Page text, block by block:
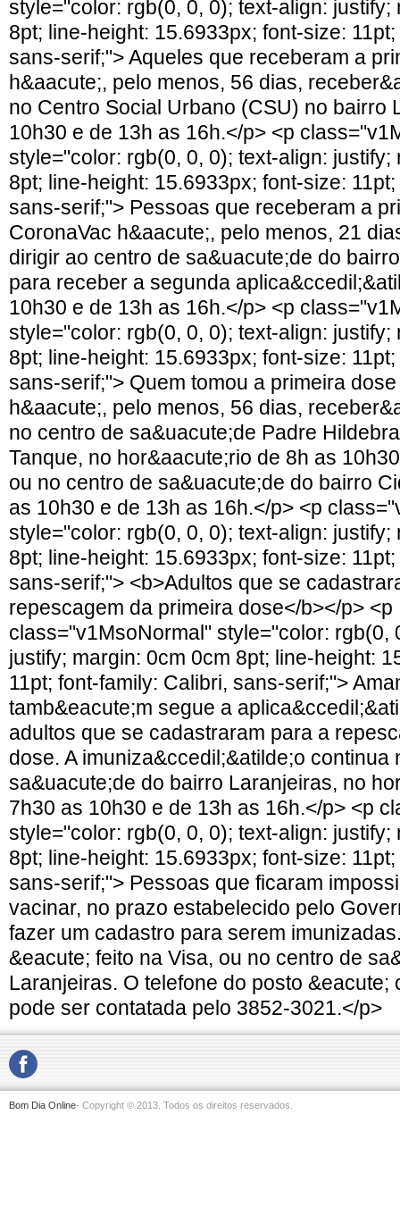
style="color: rgb(0, 0, 0); text-align: justify;
8pt; line-height: 15.6933px; font-size:
sans-serif;"> Aqueles que receberam a
h&aacute;, pelo menos, 56 dias,
no Centro Social Urbano (CSU) no bairro
10h30 e de 13h as 16h.</p> <p
style="color: rgb(0, 0, 0); text-align: justify;
8pt; line-height: 15.6933px; font-size:
sans-serif;"> Pessoas que receberam a
CoronaVac h&aacute;, pelo menos, 21
dirigir ao centro de sa&uacute;de do
para receber a segunda
10h30 e de 13h as 16h.</p> <p
style="color: rgb(0, 0, 0); text-align: justify;
8pt; line-height: 15.6933px; font-size:
sans-serif;"> Quem tomou a primeira
h&aacute;, pelo menos, 56 dias,
no centro de sa&uacute;de Padre
Tanque, no hor&aacute;rio de 8h as
ou no centro de sa&uacute;de do bairro
as 10h30 e de 13h as 16h.</p> <p
style="color: rgb(0, 0, 0); text-align: justify;
8pt; line-height: 15.6933px; font-size:
sans-serif;"> <b>Adultos que se
repescagem da primeira dose</b></p> <p
class="v1MsoNormal" style="color: rgb(0,
justify; margin: 0cm 0cm 8pt; line-height:
11pt; font-family: Calibri, sans-serif;">
tamb&eacute;m segue a
adultos que se cadastraram para a
dose. A imuniza&ccedil;&atilde;o continua
sa&uacute;de do bairro Laranjeiras, no
7h30 as 10h30 e de 13h as 16h.</p> <p
style="color: rgb(0, 0, 0); text-align: justify;
8pt; line-height: 15.6933px; font-size:
sans-serif;"> Pessoas que ficaram
vacinar, no prazo estabelecido pelo
fazer um cadastro para serem
&eacute; feito na Visa, ou no centro de
Laranjeiras. O telefone do posto &eacute;
pode ser contatada pelo 3852-3021.</p>
Bom Dia Online- Copyright © 2013. Todos os direitos reservados.